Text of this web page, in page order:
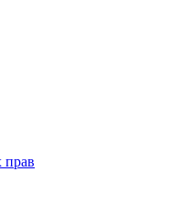
прав